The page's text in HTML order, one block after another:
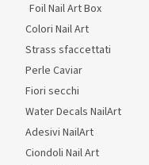
Foil Nail Art Box
Colori Nail Art
Strass sfaccettati
Perle Caviar
Fiori secchi
Water Decals NailArt
Adesivi NailArt
Ciondoli Nail Art